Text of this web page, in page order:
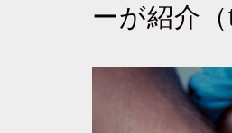
ーが紹介（